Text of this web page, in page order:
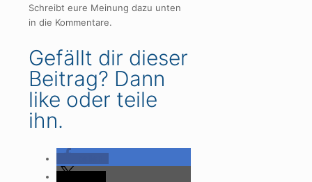
Schreibt eure Meinung dazu unten
in die Kommentare.
Gefällt dir dieser
Beitrag? Dann
like oder teile
ihn.